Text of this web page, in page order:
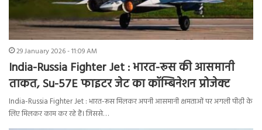
29 January 2026 - 11:09 AM
India-Russia Fighter Jet : भारत-रूस की आसमानी
ताकत, Su-57E फाइटर जेट का कॉम्बिनेशन प्रोजेक्ट
India-Russia Fighter Jet : भारत-रूस मिलकर अपनी आसमानी क्षमताओं पर अगली पीढ़ी के
लिए मिलकर काम कर रहे हैं। जिससे…